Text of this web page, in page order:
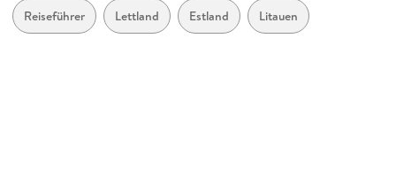
Verlag/Hersteller
Mairdumont
Reiseführer Lettland Estland Litauen